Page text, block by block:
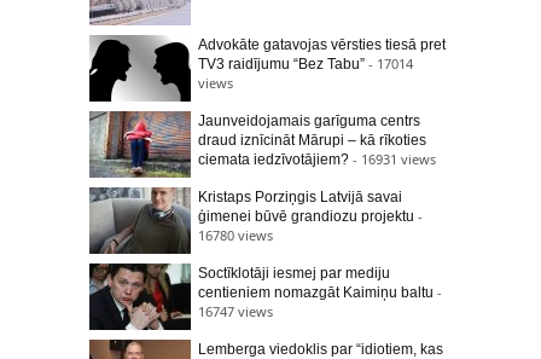
Advokāte gatavojas vērsties tiesā pret
TV3 raidījumu “Bez Tabu” - 17014
views
Jaunveidojamais garīguma centrs
draud iznīcināt Mārupi – kā rīkoties
ciemata iedzīvotājiem? - 16931 views
Kristaps Porziņgis Latvijā savai
ģimenei būvē grandiozu projektu -
16780 views
Soctīklotāji iesmej par mediju
centieniem nomazgāt Kaimiņu baltu -
16747 views
Lemberga viedoklis par “idiotiem, kas